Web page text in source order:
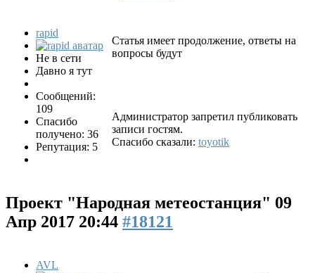
rapid
Не в сети
Давно я тут
Сообщений:
109
Спасибо
получено: 36
Репутация: 5
Статья имеет продолжение, ответы на
вопросы будут
Администратор запретил публиковать
записи гостям.
Спасибо сказали: toyotik
Проект "Народная метеостанция" 09
Апр 2017 20:44 #18121
AVL